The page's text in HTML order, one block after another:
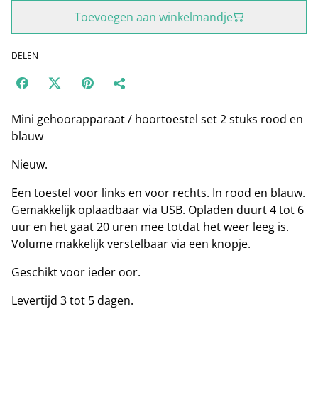
Toevoegen aan winkelmandje
DELEN
Mini gehoorapparaat / hoortoestel set 2 stuks rood en
blauw
Nieuw.
Een toestel voor links en voor rechts. In rood en blauw.
Gemakkelijk oplaadbaar via USB. Opladen duurt 4 tot 6
uur en het gaat 20 uren mee totdat het weer leeg is.
Volume makkelijk verstelbaar via een knopje.
Geschikt voor ieder oor.
Levertijd 3 tot 5 dagen.